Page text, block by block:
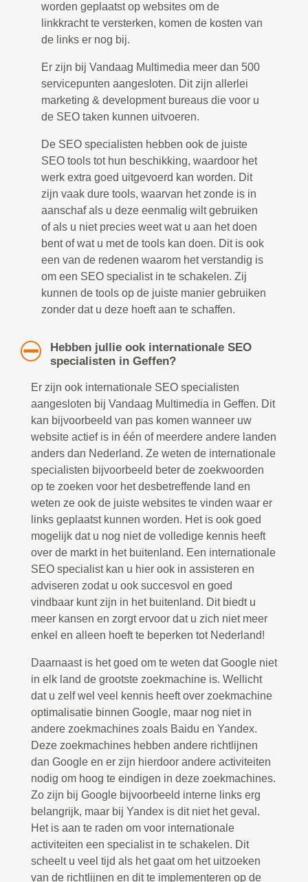
worden geplaatst op websites om de
linkkracht te versterken, komen de kosten van
de links er nog bij.
Er zijn bij Vandaag Multimedia meer dan 500
servicepunten aangesloten. Dit zijn allerlei
marketing & development bureaus die voor u
de SEO taken kunnen uitvoeren.
De SEO specialisten hebben ook de juiste
SEO tools tot hun beschikking, waardoor het
werk extra goed uitgevoerd kan worden. Dit
zijn vaak dure tools, waarvan het zonde is in
aanschaf als u deze eenmalig wilt gebruiken
of als u niet precies weet wat u aan het doen
bent of wat u met de tools kan doen. Dit is ook
een van de redenen waarom het verstandig is
om een SEO specialist in te schakelen. Zij
kunnen de tools op de juiste manier gebruiken
zonder dat u deze hoeft aan te schaffen.
Hebben jullie ook internationale SEO
specialisten in Geffen?
Er zijn ook internationale SEO specialisten
aangesloten bij Vandaag Multimedia in Geffen. Dit
kan bijvoorbeeld van pas komen wanneer uw
website actief is in één of meerdere andere landen
anders dan Nederland. Ze weten de internationale
specialisten bijvoorbeeld beter de zoekwoorden
op te zoeken voor het desbetreffende land en
weten ze ook de juiste websites te vinden waar er
links geplaatst kunnen worden. Het is ook goed
mogelijk dat u nog niet de volledige kennis heeft
over de markt in het buitenland. Een internationale
SEO specialist kan u hier ook in assisteren en
adviseren zodat u ook succesvol en goed
vindbaar kunt zijn in het buitenland. Dit biedt u
meer kansen en zorgt ervoor dat u zich niet meer
enkel en alleen hoeft te beperken tot Nederland!
Daarnaast is het goed om te weten dat Google niet
in elk land de grootste zoekmachine is. Wellicht
dat u zelf wel veel kennis heeft over zoekmachine
optimalisatie binnen Google, maar nog niet in
andere zoekmachines zoals Baidu en Yandex.
Deze zoekmachines hebben andere richtlijnen
dan Google en er zijn hierdoor andere activiteiten
nodig om hoog te eindigen in deze zoekmachines.
Zo zijn bij Google bijvoorbeeld interne links erg
belangrijk, maar bij Yandex is dit niet het geval.
Het is aan te raden om voor internationale
activiteiten een specialist in te schakelen. Dit
scheelt u veel tijd als het gaat om het uitzoeken
van de richtlijnen en dit te implementeren op de